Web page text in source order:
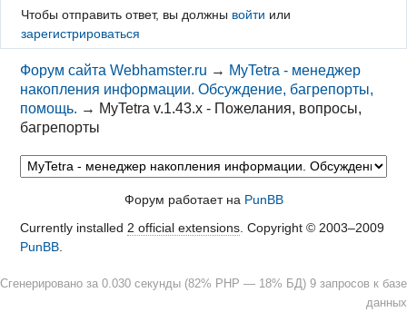
Чтобы отправить ответ, вы должны войти или
зарегистрироваться
Форум сайта Webhamster.ru → MyTetra - менеджер
накопления информации. Обсуждение, багрепорты,
помощь. → MyTetra v.1.43.x - Пожелания, вопросы,
багрепорты
Форум работает на PunBB
Currently installed 2 official extensions. Copyright © 2003–2009
PunBB.
Сгенерировано за 0.030 секунды (82% PHP — 18% БД) 9 запросов к базе
данных